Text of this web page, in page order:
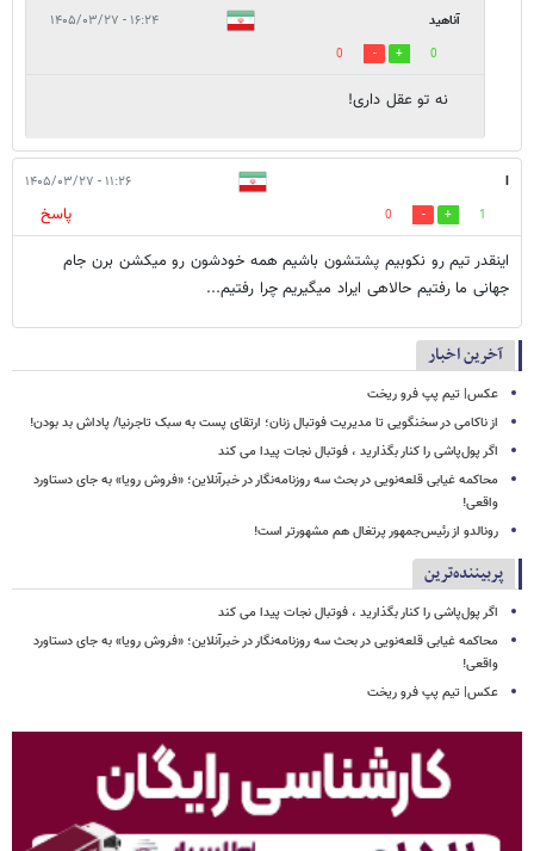
آناهید ۱۶:۲۴ - ۱۴۰۵/۰۳/۲۷
0
0
نه تو عقل داری!
l ۱۱:۲۶ - ۱۴۰۵/۰۳/۲۷
1
0
پاسخ
اینقدر تیم رو نکوبیم پشتشون باشیم همه خودشون رو میکشن برن جام
جهانی ما رفتیم حالاهی ایراد میگیریم چرا رفتیم...
آخرین اخبار
عکس| تیم پپ فرو ریخت
از ناکامی در سخنگویی تا مدیریت فوتبال زنان؛ ارتقای پست به سبک تاجرنیا/ پاداش بد بودن!
اگر پول‌پاشی را کنار بگذارید ، فوتبال نجات پیدا می کند
محاکمه غیابی قلعه‌نویی در بحث سه روزنامه‌نگار در خبرآنلاین؛ «فروش رویا» به جای دستاورد
واقعی!
رونالدو از رئیس‌جمهور پرتغال هم مشهورتر است!
پربیننده‌ترین
اگر پول‌پاشی را کنار بگذارید ، فوتبال نجات پیدا می کند
محاکمه غیابی قلعه‌نویی در بحث سه روزنامه‌نگار در خبرآنلاین؛ «فروش رویا» به جای دستاورد
واقعی!
عکس| تیم پپ فرو ریخت